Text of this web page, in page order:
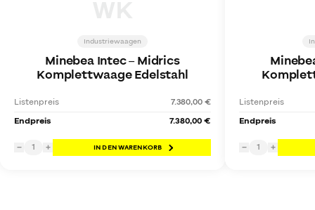
Industriewaagen
Minebea Intec–Midrics
Komplettwaage Edelstahl
Listenpreis
7.380,00 €
Endpreis
7.380,00 €
− 1 + IN DEN WARENKORB
Listenpreis
Endpreis
− 1 +